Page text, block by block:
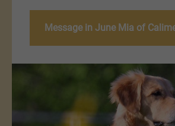
Message in June Mia of